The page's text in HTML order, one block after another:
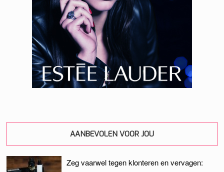
AANBEVOLEN VOOR JOU
Zeg vaarwel tegen klonteren en vervagen: